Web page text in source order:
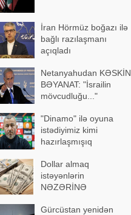
İran Hörmüz boğazı ilə
bağlı razılaşmanı
açıqladı
Netanyahudan KƏSKİN
BƏYANAT: "İsrailin
mövcudluğu..."
"Dinamo" ilə oyuna
istədiyimiz kimi
hazırlaşmışıq
Dollar almaq
istəyənlərin
NƏZƏRİNƏ
Gürcüstan yenidən